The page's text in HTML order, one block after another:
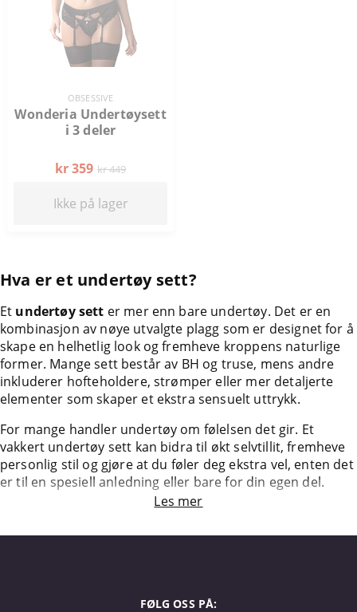
OBSESSIVE
Wonderia Undertøysett
i 3 deler
kr 359 kr 449
Ikke på lager
Hva er et undertøy sett?
Et undertøy sett er mer enn bare undertøy. Det er en
kombinasjon av nøye utvalgte plagg som er designet for å
skape en helhetlig look og fremheve kroppens naturlige
former. Mange sett består av BH og truse, mens andre
inkluderer hofteholdere, strømper eller mer detaljerte
elementer som skaper et ekstra sensuelt uttrykk.
For mange handler undertøy om følelsen det gir. Et
vakkert undertøy sett kan bidra til økt selvtillit, fremheve
personlig stil og gjøre at du føler deg ekstra vel, enten det
er til en spesiell anledning eller bare for din egen del.
Les mer
FØLG OSS PÅ: